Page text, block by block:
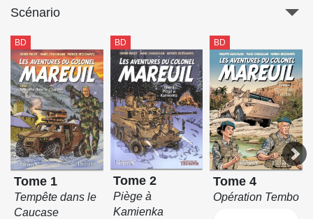
Scénario
BD
Tome 1
Tempête dans le
Caucase
BD
Tome 2
Piège à
Kamienka
BD
Tome 4
Opération Tembo